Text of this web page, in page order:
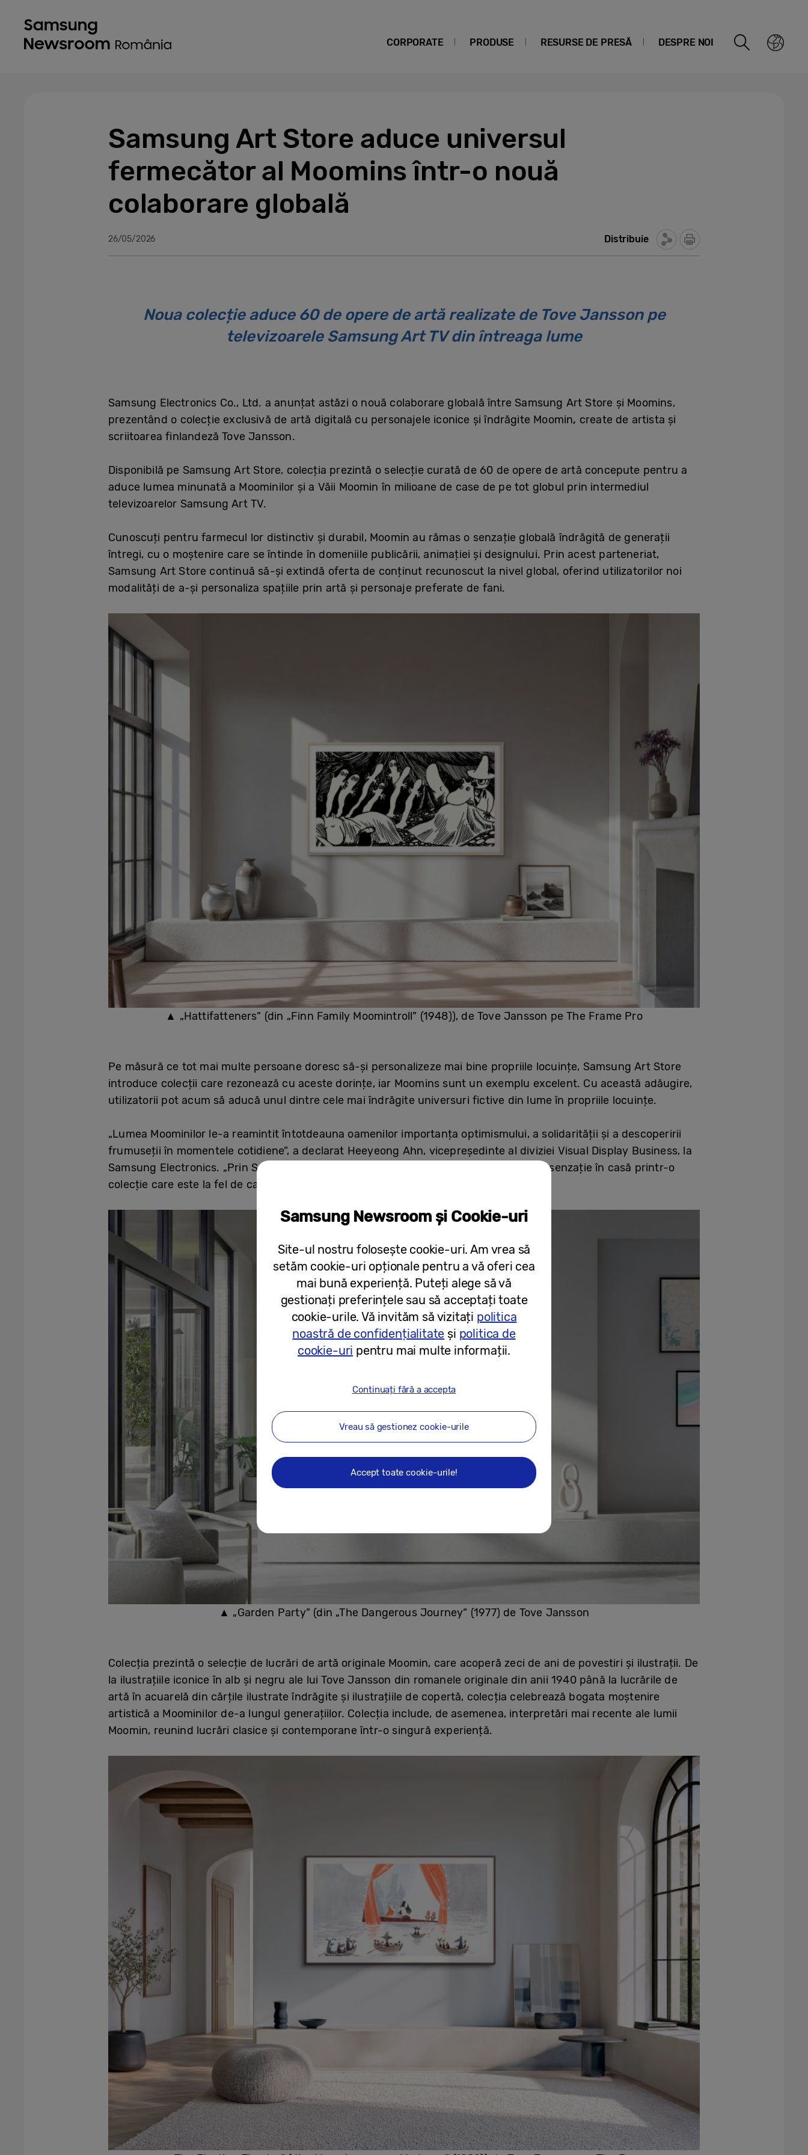
CORPORATE PRODUSE RESURSE DE PRESĂ DESPRE NOI
Samsung Art Store aduce universul
fermecător al Moomins într-o nouă
colaborare globală
26/05/2026 Distribuie
Noua colecție aduce 60 de opere de artă realizate de Tove Jansson pe
televizoarele Samsung Art TV din întreaga lume
Samsung Electronics Co., Ltd. a anunțat astăzi o nouă colaborare globală între Samsung Art Store și Moomins,
prezentând o colecție exclusivă de artă digitală cu personajele iconice și îndrăgite Moomin, create de artista și
scriitoarea finlandeză Tove Jansson.
Disponibilă pe Samsung Art Store, colecția prezintă o selecție curată de 60 de opere de artă concepute pentru a
aduce lumea minunată a Moominilor și a Văii Moomin în milioane de case de pe tot globul prin intermediul
televizoarelor Samsung Art TV.
Cunoscuți pentru farmecul lor distinctiv și durabil, Moomin au rămas o senzație globală îndrăgită de generații
întregi, cu o moștenire care se întinde în domeniile publicării, animației și designului. Prin acest parteneriat,
Samsung Art Store continuă să-și extindă oferta de conținut recunoscut la nivel global, oferind utilizatorilor noi
modalități de a-și personaliza spațiile prin artă și personaje preferate de fani.
▲ „Hattifatteners” (din „Finn Family Moomintroll” (1948)), de Tove Jansson pe The Frame Pro
Pe măsură ce tot mai multe persoane doresc să-și personalizeze mai bine propriile locuințe, Samsung Art Store
introduce colecții care rezonează cu aceste dorințe, iar Moomins sunt un exemplu excelent. Cu această adăugire,
utilizatorii pot acum să aducă unul dintre cele mai îndrăgite universuri fictive din lume în propriile locuințe.
„Lumea Moominilor le-a reamintit întotdeauna oamenilor importanța optimismului, a solidarității și a descoperirii
frumuseții în momentele cotidiene”, a declarat Heeyeong Ahn, vicepreședinte al diviziei Visual Display Business, la
Samsung Electronics. „Prin Samsung Art Store, suntem încântați să aducem această senzație în casă printr-o
colecție care este la fel de captivantă pe cât este de inspiratoare.”
▲ „Garden Party” (din „The Dangerous Journey” (1977) de Tove Jansson
Colecția prezintă o selecție de lucrări de artă originale Moomin, care acoperă zeci de ani de povestiri și ilustrații. De
la ilustrațiile iconice în alb și negru ale lui Tove Jansson din romanele originale din anii 1940 până la lucrările de
artă în acuarelă din cărțile ilustrate îndrăgite și ilustrațiile de copertă, colecția celebrează bogata moștenire
artistică a Moominilor de-a lungul generațiilor. Colecția include, de asemenea, interpretări mai recente ale lumii
Moomin, reunind lucrări clasice și contemporane într-o singură experiență.
Samsung Newsroom și Cookie-uri
Site-ul nostru folosește cookie-uri. Am vrea să
setăm cookie-uri opționale pentru a vă oferi cea
mai bună experiență. Puteți alege să vă
gestionați preferințele sau să acceptați toate
cookie-urile. Vă invităm să vizitați politica
noastră de confidențialitate și politica de
cookie-uri pentru mai multe informații.
Continuați fără a accepta
Vreau să gestionez cookie-urile
Accept toate cookie-urile!